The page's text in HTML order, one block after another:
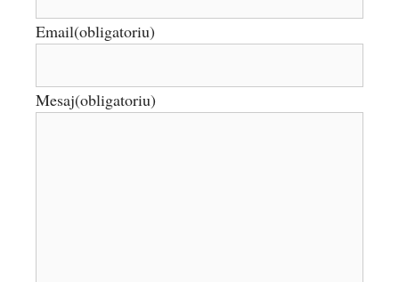
Email(obligatoriu)
Mesaj(obligatoriu)